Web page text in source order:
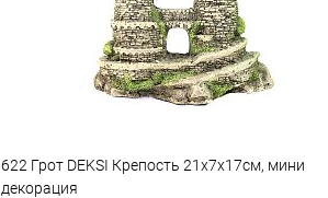
В наличии
622 Грот DEKSI Крепость 21х7х17см, мини
декорация